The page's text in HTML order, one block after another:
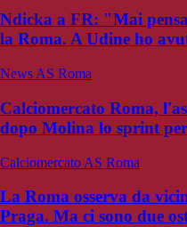
Ndicka a FR: "Mai
la Roma. A Udine ho
News AS Roma
Calciomercato Roma,
dopo Molina lo sprint
Calciomercato AS Roma
La Roma osserva da
Praga. Ma ci sono due